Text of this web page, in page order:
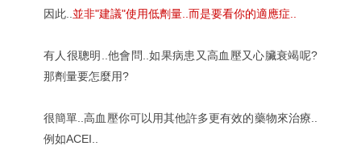
因此.. 並非"建議"使用低劑量..而是要看你的適應症..
有人很聰明..他會問..如果病患又高血壓又心臟衰竭呢?
那劑量要怎麼用?
很簡單..高血壓你可以用其他許多更有效的藥物來治療..
例如ACEI..